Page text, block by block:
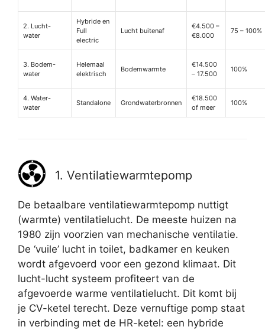
2. Lucht-
water
Hybride en
Full
electric
Lucht buitenaf
€4.500 –
€8.000
75 – 100%
3. Bodem-
water
Helemaal
elektrisch
Bodemwarmte
€14.500
– 17.500
100%
4. Water-
water
Standalone Grondwaterbronnen
€18.500
of meer
100%
1. Ventilatiewarmtepomp
De betaalbare ventilatiewarmtepomp nuttigt
(warmte) ventilatielucht. De meeste huizen na
1980 zijn voorzien van mechanische ventilatie.
De ‘vuile’ lucht in toilet, badkamer en keuken
wordt afgevoerd voor een gezond klimaat. Dit
lucht-lucht systeem profiteert van de
afgevoerde warme ventilatielucht. Dit komt bij
je CV-ketel terecht. Deze vernuftige pomp staat
in verbinding met de HR-ketel: een hybride